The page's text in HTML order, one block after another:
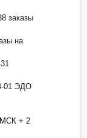
заказы
на
01 ЭДО
МСК + 2